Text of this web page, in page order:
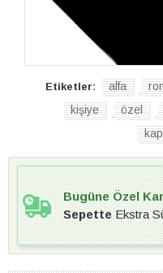
Etiketler: alfa
kişiye özel
Bugüne Özel
SepetteEkstra